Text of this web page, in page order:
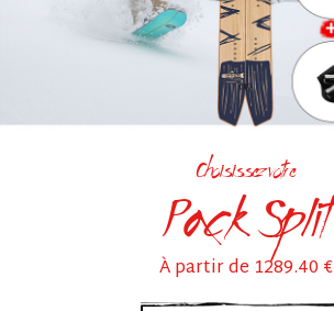
Choisissez votre
Pack Split
À partir de 1289.40 €